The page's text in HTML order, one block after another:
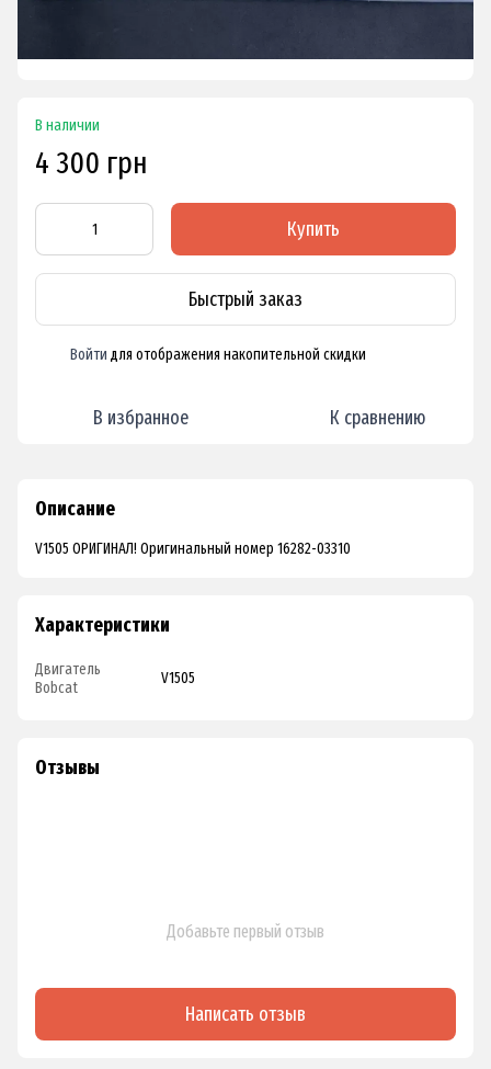
В наличии
4 300 грн
Купить
Быстрый заказ
Войти для отображения накопительной скидки
В избранное К сравнению
Описание
V1505 ОРИГИНАЛ! Оригинальный номер 16282-03310
Характеристики
Двигатель
Bobcat
V1505
Отзывы
Добавьте первый отзыв
Написать отзыв